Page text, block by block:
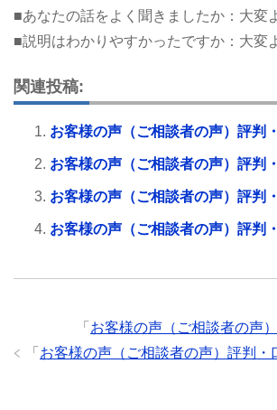
■あなたの話をよく聞きましたか：大変
■説明はわかりやすかったですか：大変
関連投稿:
お客様の声（ご相談者の声）評判
お客様の声（ご相談者の声）評判
お客様の声（ご相談者の声）評判
お客様の声（ご相談者の声）評判
「 お客様の声（ご相談者の声
「 お客様の声（ご相談者の声）評判・